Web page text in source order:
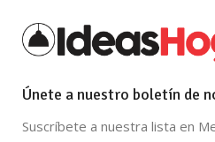
Únete a nuestro boletín de
Suscríbete a nuestra lista en